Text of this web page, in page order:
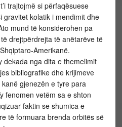
trajtojmë si përfaqësuese
gravitet kolatik i mendimit dhe
mund të konsiderohen pa
drejtpërdrejta të anëtarëve të
Amerikanë.
dekada nga dita e themelimit
bibliografike dhe krijimeve
gjenezën e tyre para
fenomen vetëm sa e shton
faktin se shumica e
të formuara brenda orbitës së